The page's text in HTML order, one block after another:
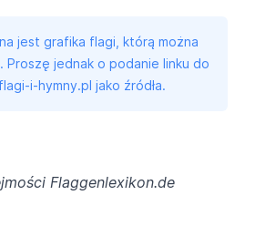
jest grafika flagi, którą można
Proszę jednak o podanie linku do
i-hymny.pl jako źródła.
Flaggenlexikon.de